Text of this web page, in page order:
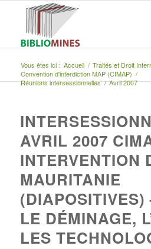
Vous êtes ici : Accueil / Traités et Droit
Convention d'interdiction MAP (CIMAP) /
Réunions intersessionnelles / Avril 2007
AVRIL 2007
INTERVENTION
MAURITANIE
(DIAPOSITIVES)
LE DÉMINAGE,
LES